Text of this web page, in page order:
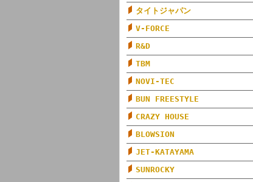
タイトジャパン
V-FORCE
R&D
TBM
NOVI-TEC
BUN FREESTYLE
CRAZY HOUSE
BLOWSION
JET-KATAYAMA
SUNROCKY